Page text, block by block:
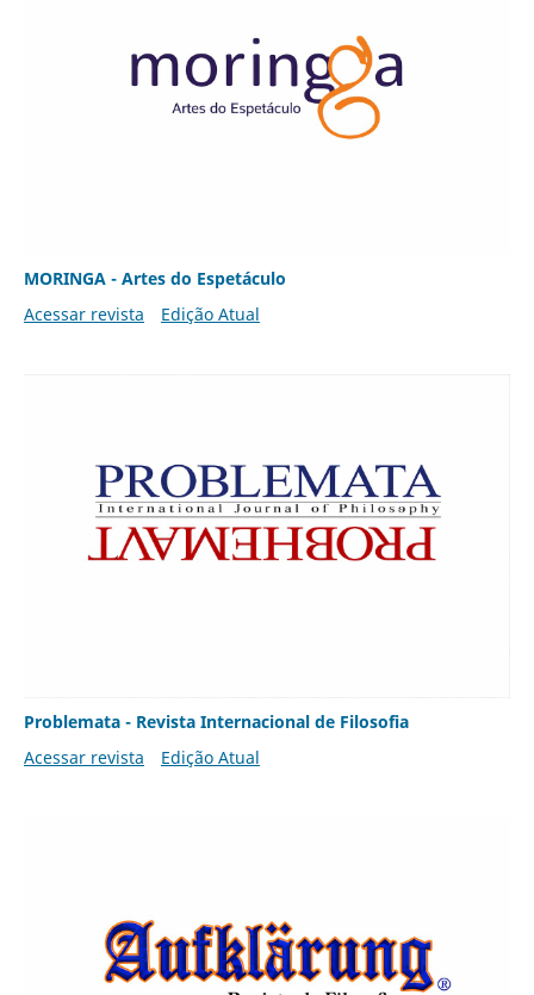
MORINGA - Artes do Espetáculo
Acessar revista
Edição Atual
Problemata - Revista Internacional de Filosofia
Acessar revista
Edição Atual